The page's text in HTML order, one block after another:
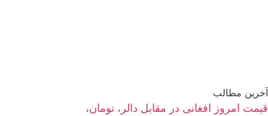
آخرین مطالب
قیمت امروز افغانی در مقابل دالر، تومان،